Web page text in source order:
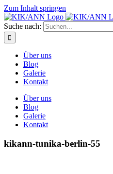
Zum Inhalt springen
Suche nach:
Über uns
Blog
Galerie
Kontakt
Über uns
Blog
Galerie
Kontakt
kikann-tunika-berlin-55